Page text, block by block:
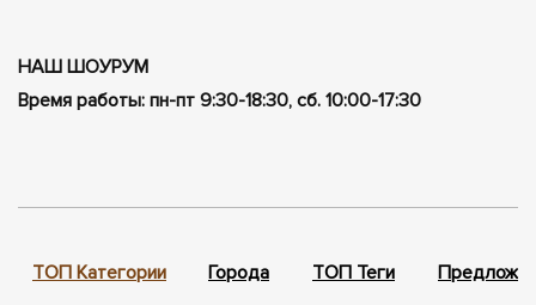
НАШ ШОУРУМ
Время работы: пн-пт 9:30-18:30, сб. 10:00-17:30
ТОП Категории Города ТОП Теги